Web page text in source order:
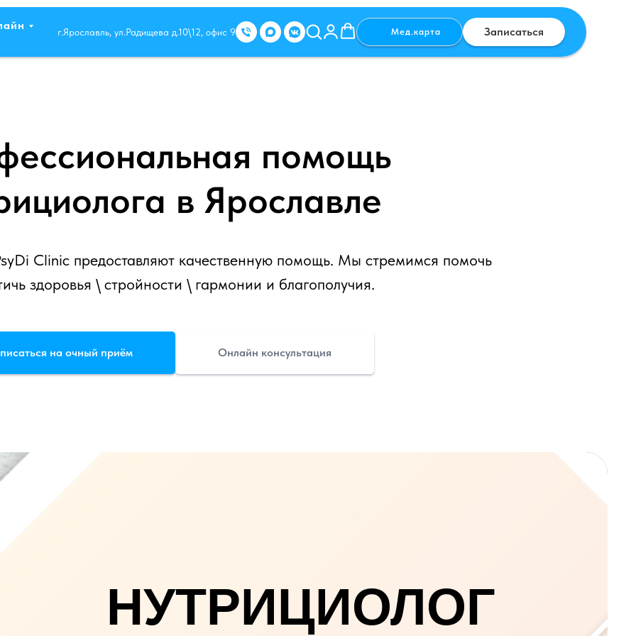
г.Ярославль, ул.Радищева д.10\12, офис 9 Мед.карта Записаться
помощь
в Ярославле
Clinic предоставляют качественную помощь. Мы стремимся помочь
здоровья \ стройности \ гармонии и благополучия.
на очный приём Онлайн консультация
НУТРИЦИОЛОГ